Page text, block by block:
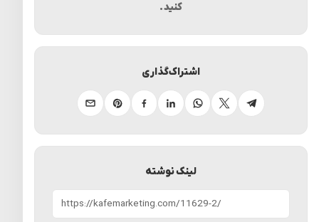
کنید.
لینک نوشته
اشتراک‌گذاری
تلگرام ایکسواتساپلینکدینفیسبوکپینترستایمیل